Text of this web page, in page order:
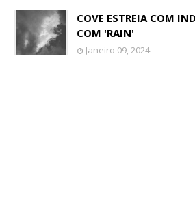
COVE ESTREIA COM
COM 'RAIN'
Janeiro 09, 2024